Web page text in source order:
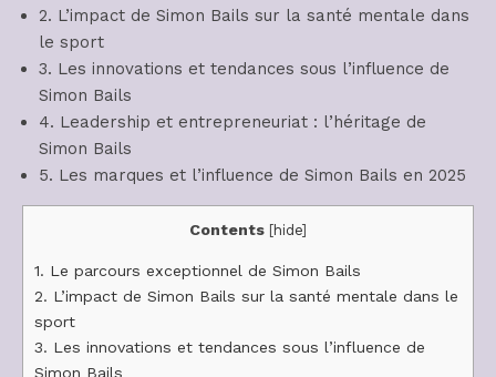
2. L’impact de Simon Bails sur la santé mentale dans
le sport
3. Les innovations et tendances sous l’influence de
Simon Bails
4. Leadership et entrepreneuriat : l’héritage de
Simon Bails
5. Les marques et l’influence de Simon Bails en 2025
Contents [hide]
1. Le parcours exceptionnel de Simon Bails
2. L’impact de Simon Bails sur la santé mentale dans le
sport
3. Les innovations et tendances sous l’influence de
Simon Bails